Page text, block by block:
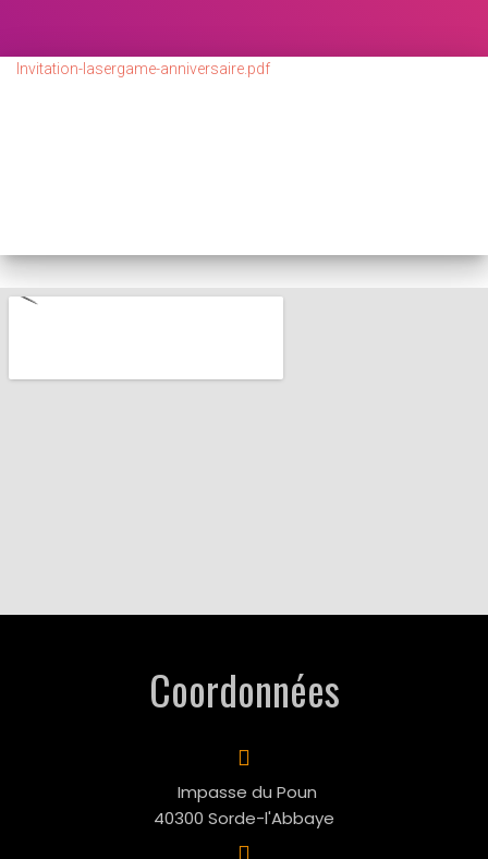
Invitation-lasergame-anniversaire.pdf
Coordonnées
Impasse du Poun
40300 Sorde-l'Abbaye